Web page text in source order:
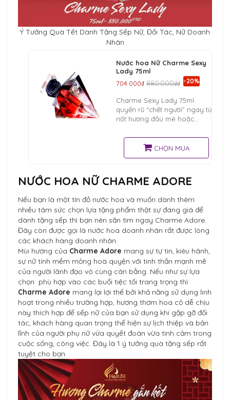
Ý Tưởng Quà Tết Dành Tặng Sếp Nữ, Đối Tác, Nữ Doanh
Nhân
Nước hoa Nữ Charme Sexy
Lady 75ml
704.000₫ 880.000₫₫ -20%
Charme Sexy Lady 75ml
quyến rũ “chết người” ngay từ
nốt hương đầu mê hoặc
trong men tình ái, khiến ai
cũng phải trầm trồ ngoái
nhìn
CHỌN MUA
NƯỚC HOA NỮ CHARME ADORE
Nếu bạn là một tín đồ nước hoa và muốn dành thêm
nhiều tâm sức chọn lựa tặng phẩm thật sự đáng giá để
dành tặng sếp thì bạn nên săn tìm ngay Charme Adore.
Đây còn được gọi là nước hoa doanh nhân rất được lòng
các khách hàng doanh nhân.
Mùi hương của Charme Adore mang sự tự tin, kiêu hãnh,
sự nữ tính mềm mỏng hoà quyện với tinh thần mạnh mẽ
của người lãnh đạo vô cùng cân bằng. Nếu như sự lựa
chọn phù hợp vào các buổi tiệc tối trang trọng thì
Charme Adore mang lại lợi thế bởi khả năng sử dụng linh
hoạt trong nhiều trường hợp, hương thơm hoa cỏ dễ chịu
này thích hợp để sếp nữ của bạn sử dụng khi gặp gỡ đối
tác, khách hàng quan trọng thể hiện sự lịch thiệp và bản
lĩnh của người phụ nữ vừa quyết đoán vừa tình cảm trong
cuộc sống, công việc. Đây là 1 ý tưởng quà tặng sếp rất
tuyệt cho bạn.